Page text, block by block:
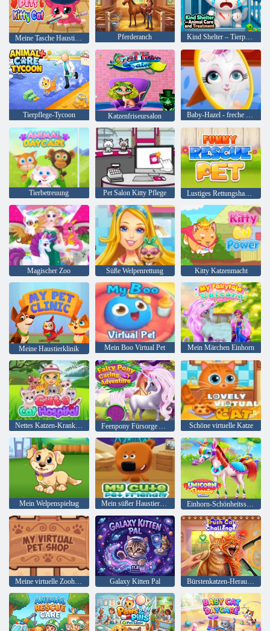
Pferderanch Kind Shelter – Tierpflege und-behandlung
Tierpflege-Tycoon Katzenfriseursalon Baby-Hazel - freche Katze
Tierbetreuung Pet Salon Kitty Pflege Lustiges Rettungshaustier
Magischer Zoo Süße Welpenrettung Kitty Katzenmacht
Meine Haustierklinik Mein Boo Virtual Pet Mein Märchen Einhorn
Nettes Katzen-Krankenhaus Feenpony Fürsorge Abenteuer Schöne virtuelle Katze
Mein Welpenspieltag Mein süßer Haustierfreund Einhorn-Schönheitssalon
Galaxy Kitten Pal